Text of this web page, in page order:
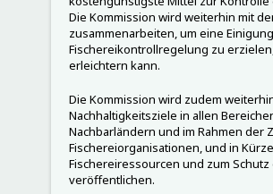
Die Kommission wird weiterhin mit
zusammenarbeiten, um eine
Fischereikontrollregelung zu
erleichtern kann.
Die Kommission wird zudem
Nachhaltigkeitsziele in allen
Nachbarländern und im Rahmen der
Fischereiorganisationen, und in
Fischereiressourcen und zum
veröffentlichen.